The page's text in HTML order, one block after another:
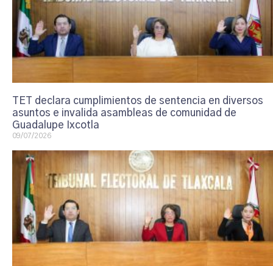
TET declara cumplimientos de sentencia en diversos
asuntos e invalida asambleas de comunidad de
Guadalupe Ixcotla
09/07/2026